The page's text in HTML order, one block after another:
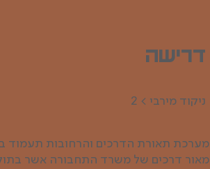
דרישה
ניקוד‭ ‬מירבי > 2
מאור דרכים של משרד התחבורה אשר